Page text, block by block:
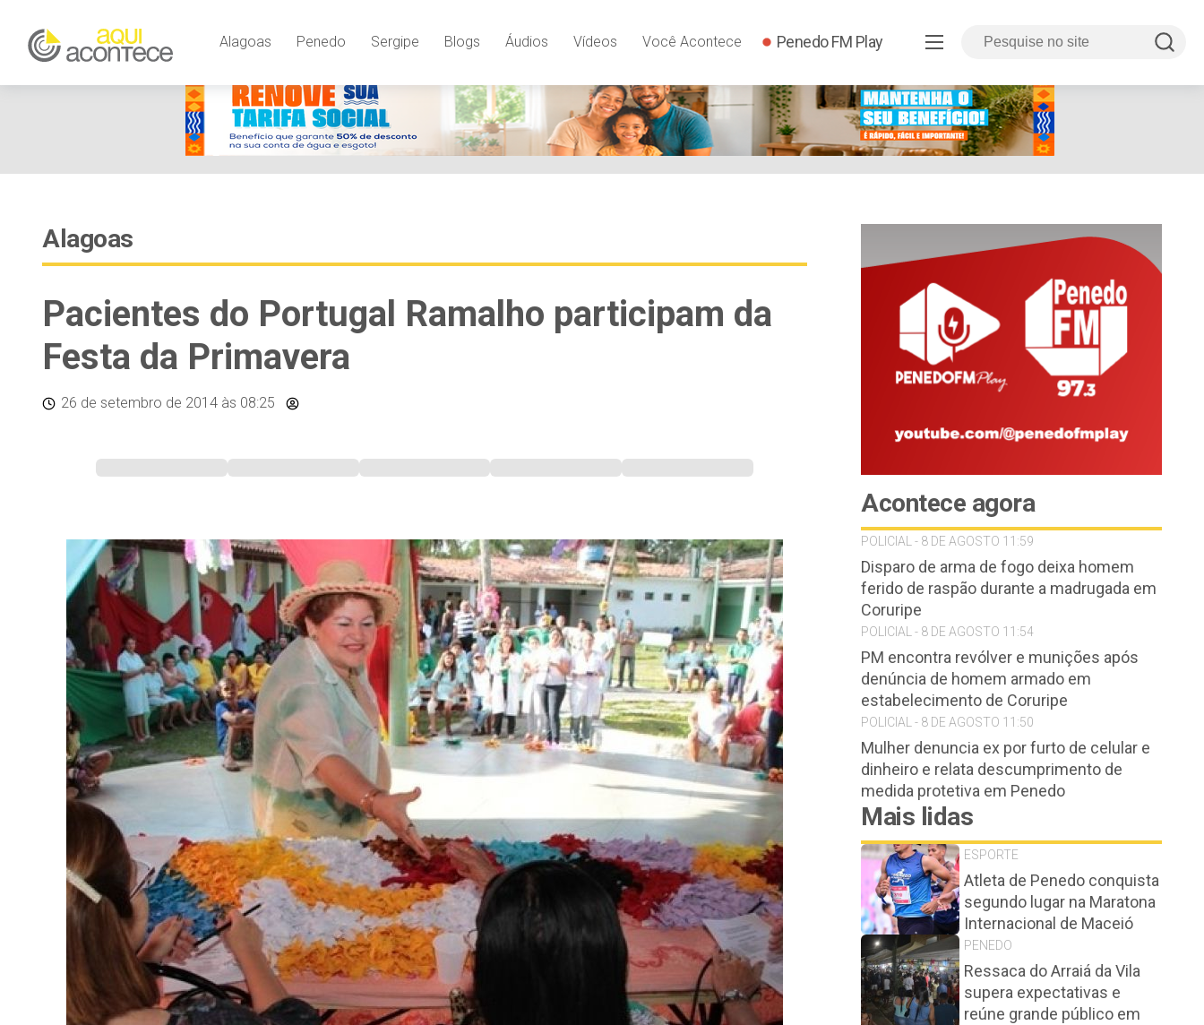
Alagoas Penedo Sergipe Blogs Áudios Vídeos Você Acontece Penedo FM Play
Alagoas
Pacientes do Portugal Ramalho participam da
Festa da Primavera
26 de setembro de 2014 às 08:25
Acontece agora
POLICIAL - 8 DE AGOSTO 11:59
Disparo de arma de fogo deixa homem
ferido de raspão durante a madrugada em
Coruripe
POLICIAL - 8 DE AGOSTO 11:54
PM encontra revólver e munições após
denúncia de homem armado em
estabelecimento de Coruripe
POLICIAL - 8 DE AGOSTO 11:50
Mulher denuncia ex por furto de celular e
dinheiro e relata descumprimento de
medida protetiva em Penedo
Mais lidas
ESPORTE
Atleta de Penedo conquista
segundo lugar na Maratona
Internacional de Maceió
PENEDO
Ressaca do Arraiá da Vila
supera expectativas e
reúne grande público em